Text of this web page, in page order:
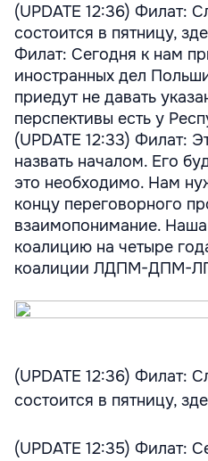
(UPDATE 12:36) Филат:
состоится в пятницу,
Филат: Сегодня к нам
иностранных дел
приедут не давать
перспективы есть у
(UPDATE 12:33) Филат:
назвать началом. Его
это необходимо. Нам
концу переговорного
взаимопонимание. Наша
коалицию на четыре
коалиции ЛДПМ-ДПМ-
(UPDATE 12:36) Филат:
состоится в пятницу,
(UPDATE 12:35) Филат: